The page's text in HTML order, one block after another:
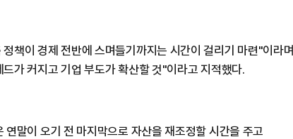
책이 경제 전반에 스며들기까지는 시간이 걸리기 마련"이라며
가 커지고 기업 부도가 확산할 것"이라고 지적했다.
말이 오기 전 마지막으로 자산을 재조정할 시간을 주고